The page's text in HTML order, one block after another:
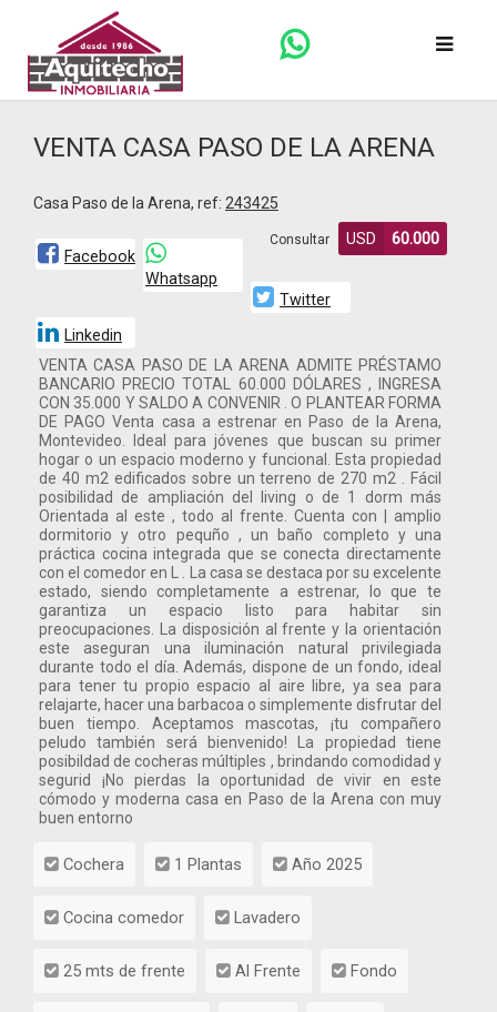
VENTA CASA PASO DE LA ARENA
Casa Paso de la Arena, ref: 243425
Consultar USD
60.000
Facebook
Whatsapp
Twitter
Linkedin
VENTA CASA PASO DE LA ARENA ADMITE PRÉSTAMO
BANCARIO PRECIO TOTAL 60.000 DÓLARES , INGRESA
CON 35.000 Y SALDO A CONVENIR . O PLANTEAR FORMA
DE PAGO Venta casa a estrenar en Paso de la Arena,
Montevideo. Ideal para jóvenes que buscan su primer
hogar o un espacio moderno y funcional. Esta propiedad
de 40 m2 edificados sobre un terreno de 270 m2 . Fácil
posibilidad de ampliación del living o de 1 dorm más
Orientada al este , todo al frente. Cuenta con | amplio
dormitorio y otro pequño , un baño completo y una
práctica cocina integrada que se conecta directamente
con el comedor en L . La casa se destaca por su excelente
estado, siendo completamente a estrenar, lo que te
garantiza un espacio listo para habitar sin
preocupaciones. La disposición al frente y la orientación
este aseguran una iluminación natural privilegiada
durante todo el día. Además, dispone de un fondo, ideal
para tener tu propio espacio al aire libre, ya sea para
relajarte, hacer una barbacoa o simplemente disfrutar del
buen tiempo. Aceptamos mascotas, ¡tu compañero
peludo también será bienvenido! La propiedad tiene
posibildad de cocheras múltiples , brindando comodidad y
segurid ¡No pierdas la oportunidad de vivir en este
cómodo y moderna casa en Paso de la Arena con muy
buen entorno
Cochera 1 Plantas Año 2025
Cocina comedor Lavadero
25 mts de frente Al Frente Fondo